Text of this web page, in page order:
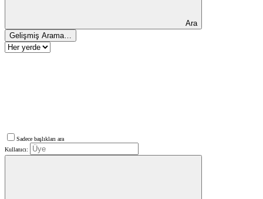
Ara
Gelişmiş Arama…
Sadece başlıkları ara
Kullanıcı: